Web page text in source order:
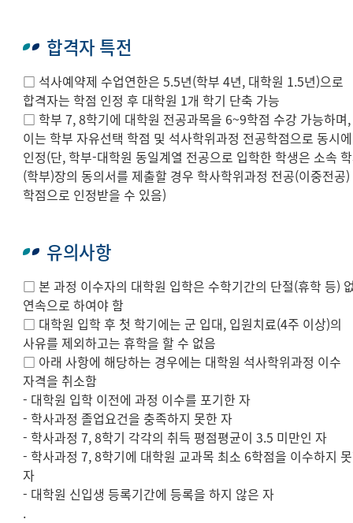
합격자 특전
□ 석사예약제 수업연한은 5.5년(학부 4년, 대학원 1.5년)으로
합격자는 학점 인정 후 대학원 1개 학기 단축 가능
□ 학부 7, 8학기에 대학원 전공과목을 6~9학점 수강 가능하며,
이는 학부 자유선택 학점 및 석사학위과정 전공학점으로 동시에
인정(단, 학부-대학원 동일계열 전공으로 입학한 학생은 소속
(학부)장의 동의서를 제출할 경우 학사학위과정 전공(이중전공)
학점으로 인정받을 수 있음)
유의사항
□ 본 과정 이수자의 대학원 입학은 수학기간의 단절(휴학 등)
연속으로 하여야 함
□ 대학원 입학 후 첫 학기에는 군 입대, 입원치료(4주 이상)의
사유를 제외하고는 휴학을 할 수 없음
□ 아래 사항에 해당하는 경우에는 대학원 석사학위과정 이수
자격을 취소함
- 대학원 입학 이전에 과정 이수를 포기한 자
- 학사과정 졸업요건을 충족하지 못한 자
- 학사과정 7, 8학기 각각의 취득 평점평균이 3.5 미만인 자
- 학사과정 7, 8학기에 대학원 교과목 최소 6학점을 이수하지
자
- 대학원 신입생 등록기간에 등록을 하지 않은 자
.